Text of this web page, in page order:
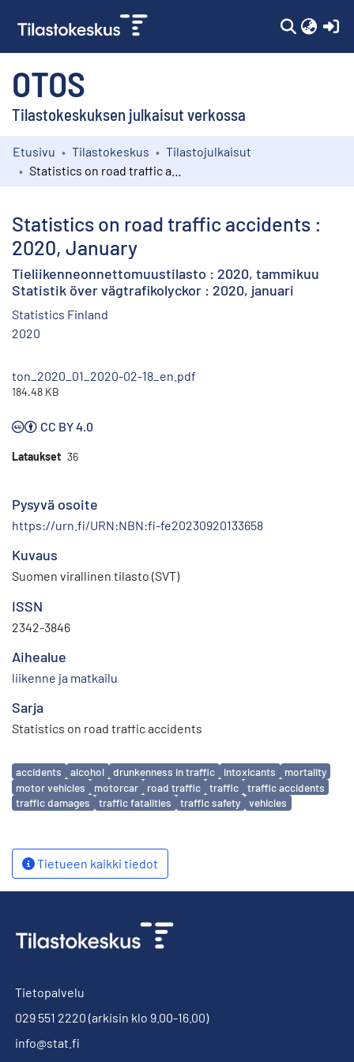
OTOS
Tilastokeskuksen julkaisut verkossa
Kokoelmat
Etusivu Tilastokeskus
Tilastojulkaisut
Statistics on road traffic accidents :
2020, January
Tieliikenneonnettomuustilasto : 2020, tammikuu
Statistik över vägtrafikolyckor : 2020, januari
Statistics Finland
2020
ton_2020_01_2020-02-18_en.pdf
184.48 KB
CC BY 4.0
Lataukset 36
Pysyvä osoite
https://urn.fi/URN:NBN:fi-fe20230920133658
Kuvaus
Suomen virallinen tilasto (SVT)
ISSN
2342-3846
Aihealue
liikenne ja matkailu
Sarja
Statistics on road traffic accidents
Avainsanat
accidents alcohol drunkenness in traffic intoxicants
mortality
motor vehicles
motorcar road traffic traffic
traffic accidents
traffic damages
traffic fatalities traffic safety vehicles
Tietueen kaikki tiedot
Tietopalvelu
029 551 2220 (arkisin klo 9.00-16.00)
info@stat.fi